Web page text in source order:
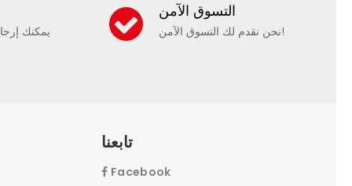
يمكنك
التسوق الآمن
نحن نقدم لك التسوق الآمن!
تابعنا
Facebook